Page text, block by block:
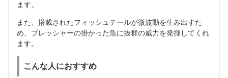
ます。
また、搭載されたフィッシュテールが微波動を生み出すた
め、プレッシャーの掛かった魚に抜群の威力を発揮してくれ
ます。
こんな人におすすめ